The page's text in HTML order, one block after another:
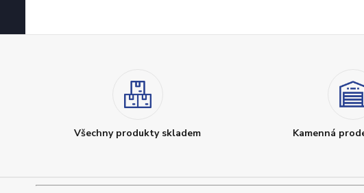
Všechny produkty skladem Kamenná